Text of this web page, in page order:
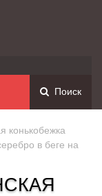
Поиск
конькобежка
в беге на